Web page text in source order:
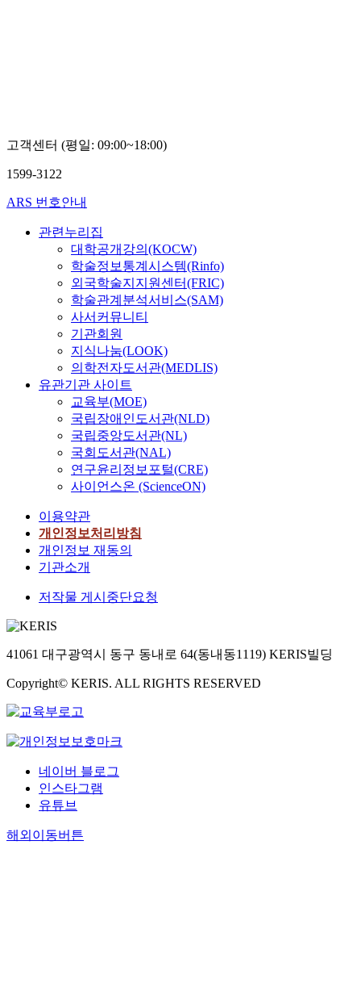
고객센터 (평일: 09:00~18:00)
1599-3122
ARS 번호안내
관련누리집
대학공개강의(KOCW)
학술정보통계시스템(Rinfo)
외국학술지지원센터(FRIC)
학술관계분석서비스(SAM)
사서커뮤니티
기관회원
지식나눔(LOOK)
의학전자도서관(MEDLIS)
유관기관 사이트
교육부(MOE)
국립장애인도서관(NLD)
국립중앙도서관(NL)
국회도서관(NAL)
연구윤리정보포털(CRE)
사이언스온 (ScienceON)
이용약관
개인정보처리방침
개인정보 재동의
기관소개
저작물 게시중단요청
41061 대구광역시 동구 동내로 64(동내동1119) KERIS빌딩
Copyright© KERIS. ALL RIGHTS RESERVED
네이버 블로그
인스타그램
유튜브
해외이동버튼